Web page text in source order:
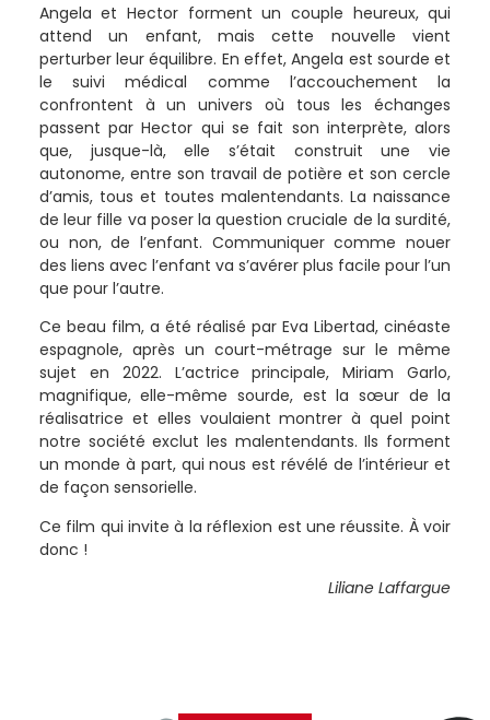
Angela et Hector forment un couple heureux, qui
attend un enfant, mais cette nouvelle vient
perturber leur équilibre. En effet, Angela est sourde et
le suivi médical comme l’accouchement la
confrontent à un univers où tous les échanges
passent par Hector qui se fait son interprète, alors
que, jusque-là, elle s’était construit une vie
autonome, entre son travail de potière et son cercle
d’amis, tous et toutes malentendants. La naissance
de leur fille va poser la question cruciale de la surdité,
ou non, de l’enfant. Communiquer comme nouer
des liens avec l’enfant va s’avérer plus facile pour l’un
que pour l’autre.
Ce beau film, a été réalisé par Eva Libertad, cinéaste
espagnole, après un court-métrage sur le même
sujet en 2022. L’actrice principale, Miriam Garlo,
magnifique, elle-même sourde, est la sœur de la
réalisatrice et elles voulaient montrer à quel point
notre société exclut les malentendants. Ils forment
un monde à part, qui nous est révélé de l’intérieur et
de façon sensorielle.
Ce film qui invite à la réflexion est une réussite. À voir
donc !
Liliane Laffargue